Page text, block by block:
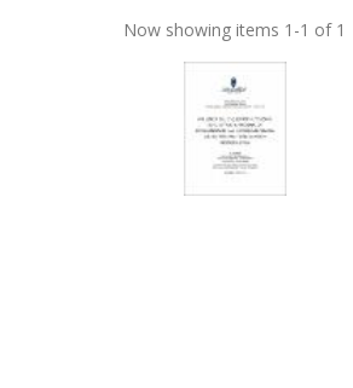
Now showing items 1-1 of 1